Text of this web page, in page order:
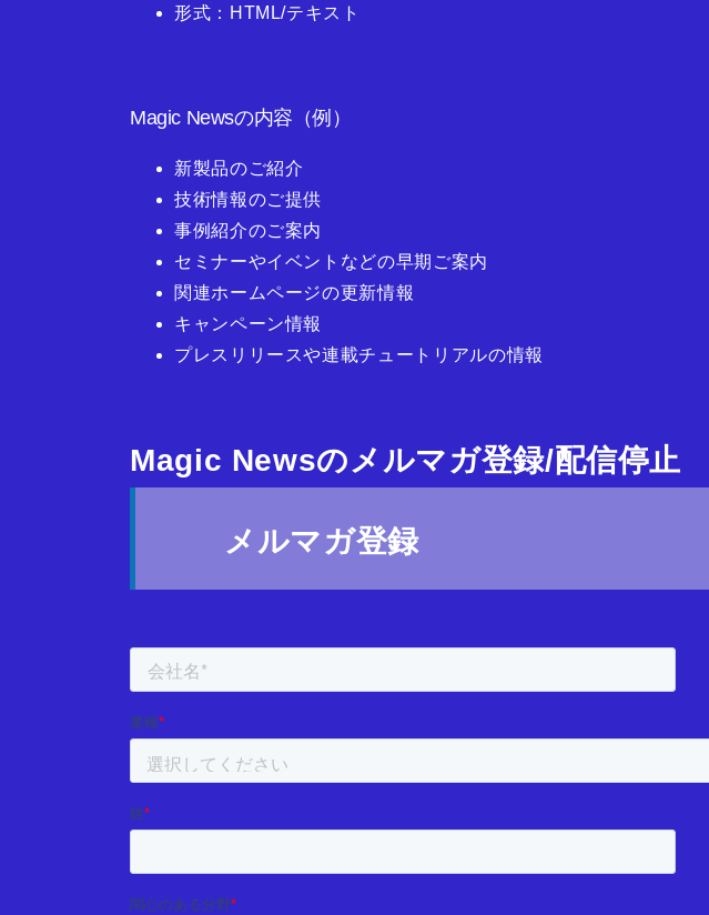
形式：HTML/テキスト
Magic Newsの内容（例）
新製品のご紹介
技術情報のご提供
事例紹介のご案内
セミナーやイベントなどの早期ご案内
関連ホームページの更新情報
キャンペーン情報
プレスリリースや連載チュートリアルの情報
Magic Newsのメルマガ登録/配信停止
メルマガ登録